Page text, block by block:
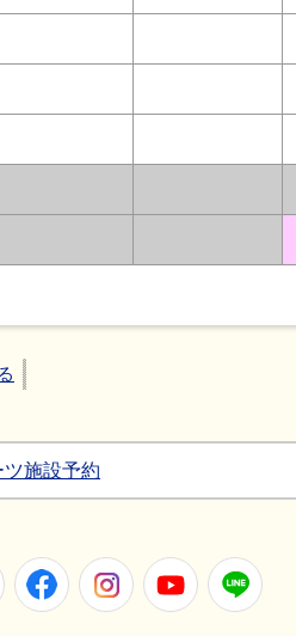
ツ施設予約
役所
X FacebookInstagramYoutube